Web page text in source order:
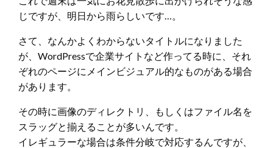
じですが、明日から雨らしいです…。
さて、なんかよくわからないタイトルになりました
が、WordPressで企業サイトなど作ってる時に、それ
ぞれのページにメインビジュアル的なものがある場合
があります。
その時に画像のディレクトリ、もしくはファイル名を
スラッグと揃えることが多いんです。
イレギュラーな場合は条件分岐で対応するんですが、